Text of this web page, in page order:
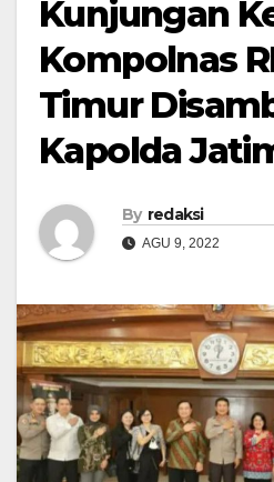
Kunjungan
Kompolnas
Timur
Kapolda
By redaksi
AGU 9, 2022